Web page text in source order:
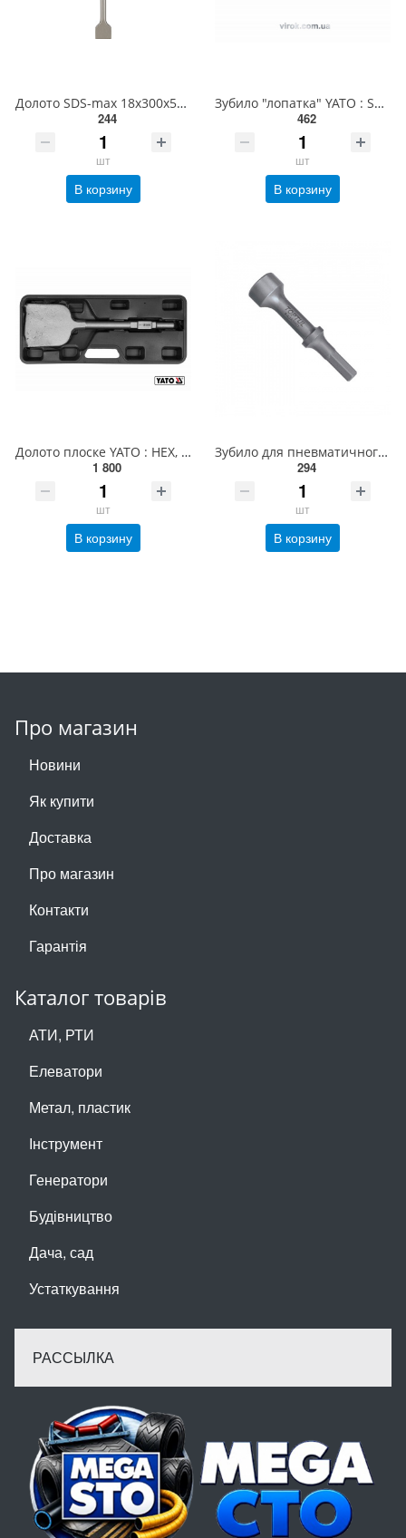
Долото SDS-max 18x300x50 мм AEG ASDSC1830050 4932479275
244
шт
В корзину
Зубило "лопатка" YATO : SDS+, 40х14 x 250 мм. CrV [6/48] YT-4723
462
шт
В корзину
Долото плоске YATO : HEX, L= 450 мм, w= 125 мм [5] YT-47372
1 800
шт
В корзину
Зубило для пневматичного молотка плоске (молоток) TOPTUL KAJA10G1
294
шт
В корзину
Про магазин
Новини
Як купити
Доставка
Про магазин
Контакти
Гарантія
Каталог товарів
АТИ, РТИ
Елеватори
Метал, пластик
Інструмент
Генератори
Будівництво
Дача, сад
Устаткування
РАССЫЛКА